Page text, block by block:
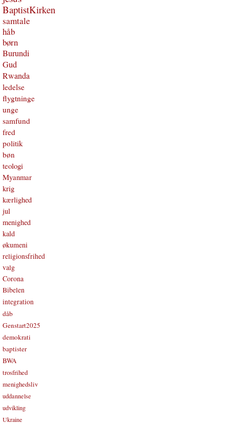
BaptistKirken
samtale
håb
børn
Burundi
Gud
Rwanda
ledelse
flygtninge
unge
samfund
fred
politik
bøn
teologi
Myanmar
krig
kærlighed
jul
menighed
kald
økumeni
religionsfrihed
valg
Corona
Bibelen
integration
dåb
Genstart2025
demokrati
baptister
BWA
trosfrihed
menighedsliv
uddannelse
udvikling
Ukraine